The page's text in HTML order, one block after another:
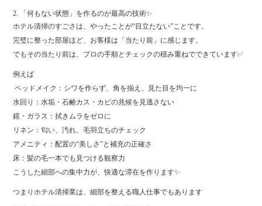
2. 「何もない状態」を作るのが最高の技術✨
ホテル清掃のすごさは、やったことが“目立たない”ことです。
完璧に整った部屋ほど、お客様は「当たり前」に感じます。
でもその当たり前は、プロの手順とチェックの積み重ねでできています✅
例えば
️ ベッドメイク：シワを作らず、角を揃え、見た目を均一に
水回り：水垢・石鹸カス・カビの兆候を見逃さない
鏡・ガラス：拭きムラをゼロに
リネン：匂い、汚れ、毛羽立ちのチェック
アメニティ：配置の“美しさ”と補充の正確さ
床：髪の毛一本でも見つける観察力
こうした細部への集中力が、快適な滞在を作ります✨
つまりホテル清掃業は、細部を整える職人仕事でもあります‍